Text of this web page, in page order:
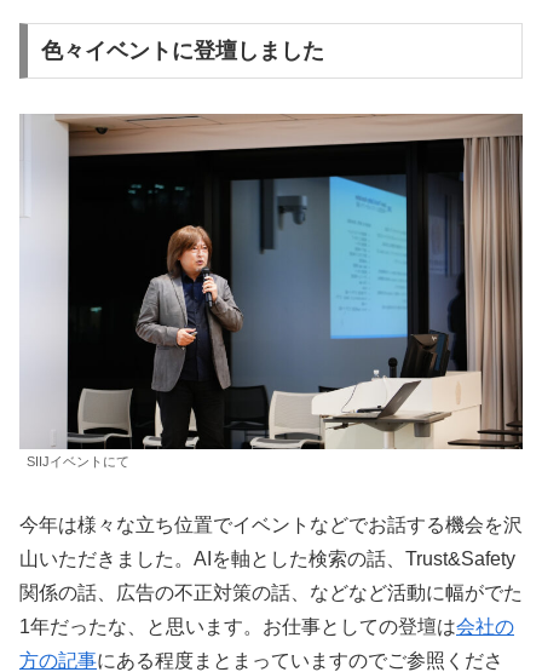
色々イベントに登壇しました
SIIJイベントにて
今年は様々な立ち位置でイベントなどでお話する機会を沢
山いただきました。AIを軸とした検索の話、Trust&Safety
関係の話、広告の不正対策の話、などなど活動に幅がでた
1年だったな、と思います。お仕事としての登壇は会社の
方の記事にある程度まとまっていますのでご参照くださ